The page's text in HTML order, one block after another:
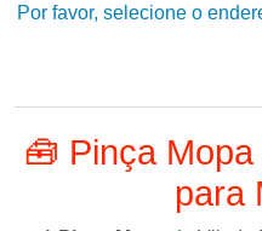
Por favor, selecione o
🧰 Pinça
para